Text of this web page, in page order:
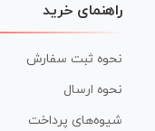
راهنمای خرید
نحوه ثبت سفارش
نحوه ارسال
شیوه‌های پرداخت